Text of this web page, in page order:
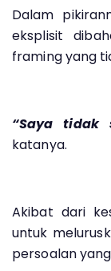
Dalam
eksplisit
framing yang
“Saya tidak
katanya.
Akibat dari
untuk
persoalan